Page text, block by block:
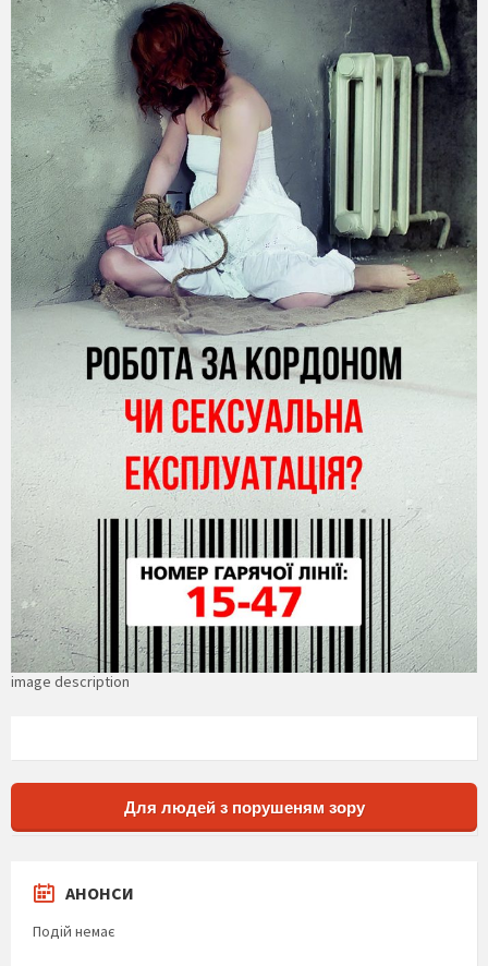
image description
Для людей з порушеням зору
АНОНСИ
Подій немає